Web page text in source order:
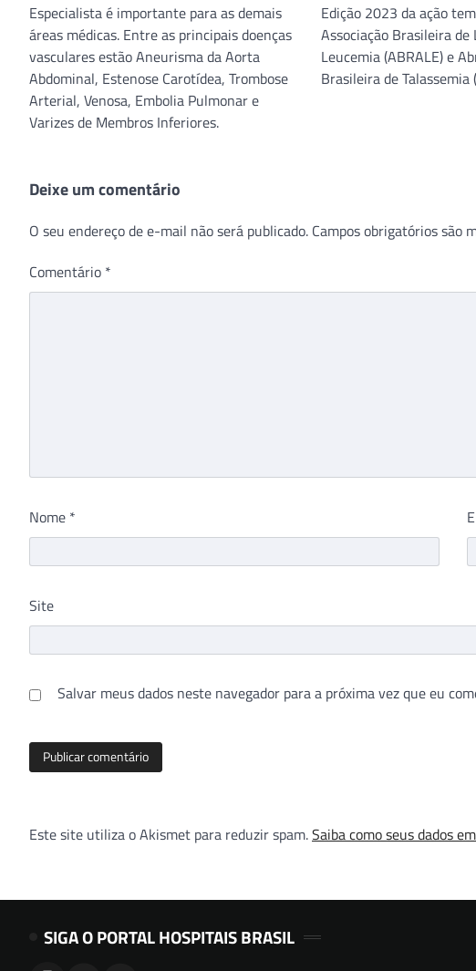
Especialista é importante para as demais
áreas médicas. Entre as principais doenças
vasculares estão Aneurisma da Aorta
Abdominal, Estenose Carotídea, Trombose
Arterial, Venosa, Embolia Pulmonar e
Varizes de Membros Inferiores.
Edição 2023 da ação
Associação Brasileira de
Leucemia (ABRALE) e
Brasileira de Talassemia
Deixe um comentário
O seu endereço de e-mail não será publicado. Campos obrigatórios são
Comentário *
Nome *
Site
Salvar meus dados neste navegador para a próxima vez que eu
Este site utiliza o Akismet para reduzir spam.Saiba como seus dados
SIGA O PORTAL HOSPITAIS BRASIL